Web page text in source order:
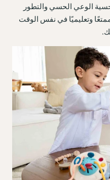
الوعي الحسي والتطور
وتعليميًا في نفس الوقت